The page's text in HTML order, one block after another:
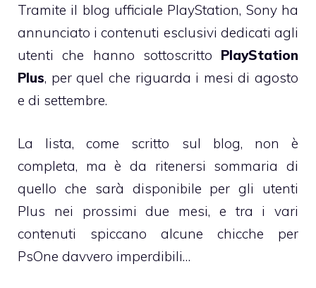
Tramite il blog ufficiale PlayStation, Sony ha
annunciato i contenuti esclusivi dedicati agli
utenti che hanno sottoscritto PlayStation
Plus, per quel che riguarda i mesi di agosto
e di settembre.
La lista, come scritto sul blog, non è
completa, ma è da ritenersi sommaria di
quello che sarà disponibile per gli utenti
Plus nei prossimi due mesi, e tra i vari
contenuti spiccano alcune chicche per
PsOne davvero imperdibili…